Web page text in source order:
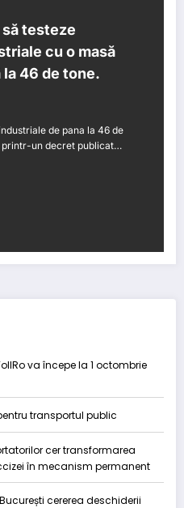
testeze
cu o masă
la 46 de tone.
de pana la 46 de
un decret publicat…
va începe la 1 octombrie
transportul public
cer transformarea
în mecanism permanent
cererea deschiderii